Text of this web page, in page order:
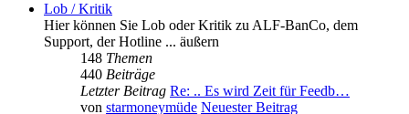
Lob / Kritik
Hier können Sie Lob oder Kritik zu ALF-BanCo, dem
Support, der Hotline ... äußern
148 Themen
440 Beiträge
Letzter Beitrag Re: .. Es wird Zeit für Feedb…
von starmoneymüde Neuester Beitrag